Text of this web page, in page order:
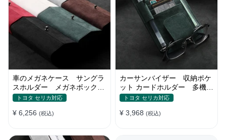
車のメガネケース サングラ
スホルダー メガネボック
ス 収納ポケット オシャレ
トヨタ セリカ対応
¥ 6,256 (税込)
カーサンバイザー 収納ポケ
ット カードホルダー 多機能
ポケット 小物入れ
トヨタ セリカ対応
¥ 3,968 (税込)